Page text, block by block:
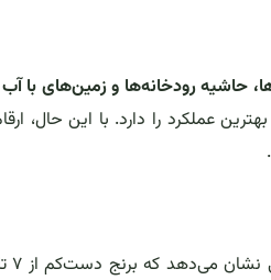
حاشیه رودخانه‌ها و زمین‌های با
بهترین عملکرد را دارد. با این
از ۷ تا ۹ هزار سال پیش در آسیا کشت می‌شده است.